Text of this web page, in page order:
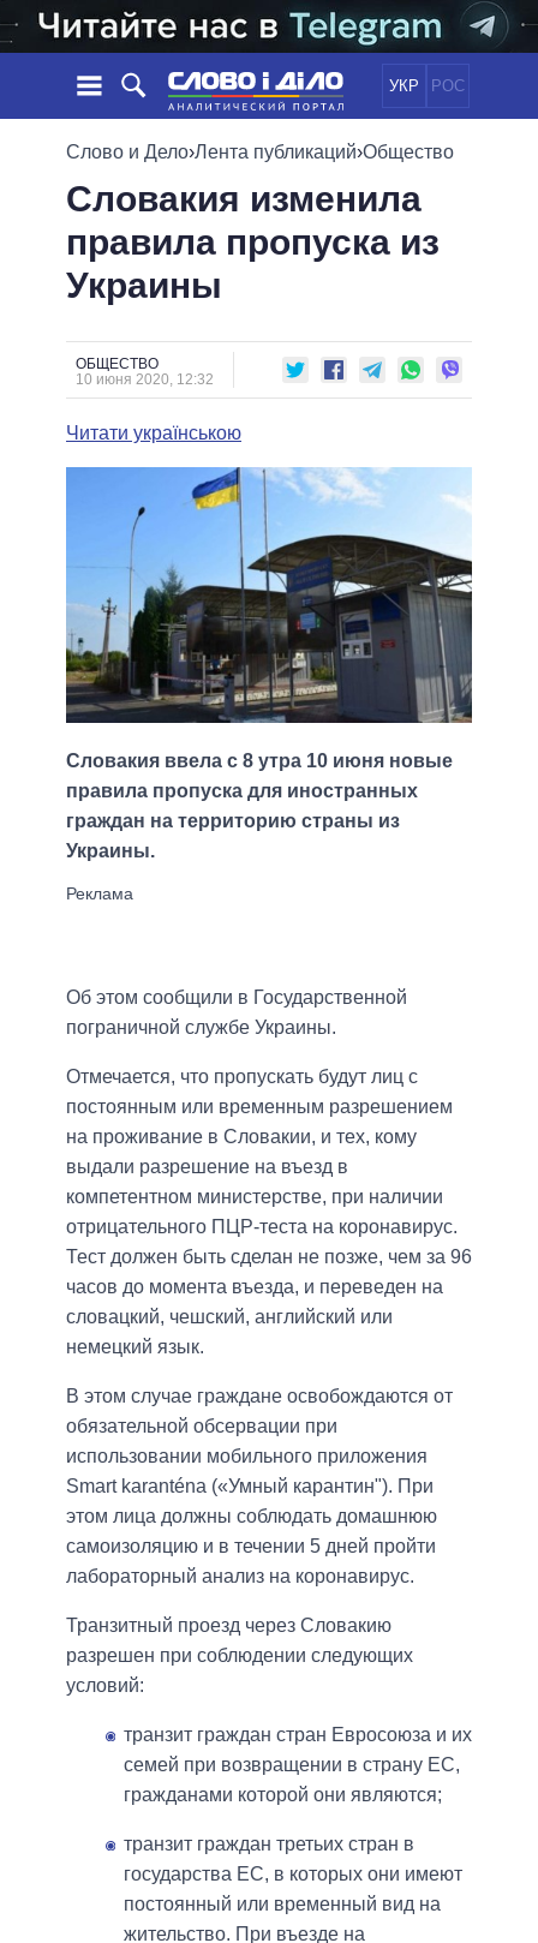
УКР РОС
НОВОСТИ
ЛЕНТА
СОБЫТИЯ
СТАТЬИ
МНЕНИЯ
ОБЗОРЫ
ДАЙДЖЕСТЫ
ПОЛИТИКА
ЭКОНОМИКА
ОБЕЩАНИЯ
ПОЛИТИКИ
ВСЕ ПОЛИТИКИ
ПРЕЗИДЕНТ И ОФИС
ВЕРХОВНАЯ РАДА
ВСЕ ПЕРСОНЫ
ВИДЕО
СРАВНЕНИЕ ПОЛИТИКОВ
Слово и Дело›Лента публикаций›Общество
Словакия изменила
правила пропуска из
Украины
ОБЩЕСТВО
10 июня 2020, 12:32
Читати українською
Словакия ввела с 8 утра 10 июня новые
правила пропуска для иностранных
граждан на территорию страны из
Украины.
Об этом сообщили в Государственной
пограничной службе Украины.
Отмечается, что пропускать будут лиц с
постоянным или временным разрешением
на проживание в Словакии, и тех, кому
выдали разрешение на въезд в
компетентном министерстве, при наличии
отрицательного ПЦР-теста на коронавирус.
Тест должен быть сделан не позже, чем за 96
часов до момента въезда, и переведен на
словацкий, чешский, английский или
немецкий язык.
В этом случае граждане освобождаются от
обязательной обсервации при
использовании мобильного приложения
Smart karanténa («Умный карантин"). При
этом лица должны соблюдать домашнюю
самоизоляцию и в течении 5 дней пройти
лабораторный анализ на коронавирус.
Транзитный проезд через Словакию
разрешен при соблюдении следующих
условий:
транзит граждан стран Евросоюза и их
семей при возвращении в страну ЕС,
гражданами которой они являются;
транзит граждан третьих стран в
государства ЕС, в которых они имеют
постоянный или временный вид на
жительство. При въезде на